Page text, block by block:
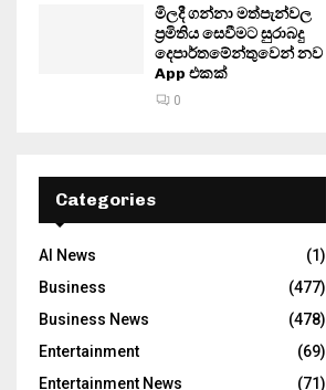
මිලදී ගන්නා මත්පැන්වල
ප්‍රමිතිය සෙවීමට සුරාබදු
දෙපාර්තමේන්තුවෙන් නව
App එකක්
0
Categories
AI News
(1)
Business
(477)
Business News
(478)
Entertainment
(69)
Entertainment News
(71)